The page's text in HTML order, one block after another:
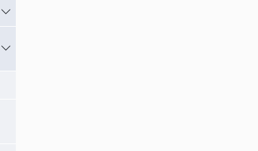
Vaihda alasvetovalikkoa
Vaihda alasvetovalikkoa